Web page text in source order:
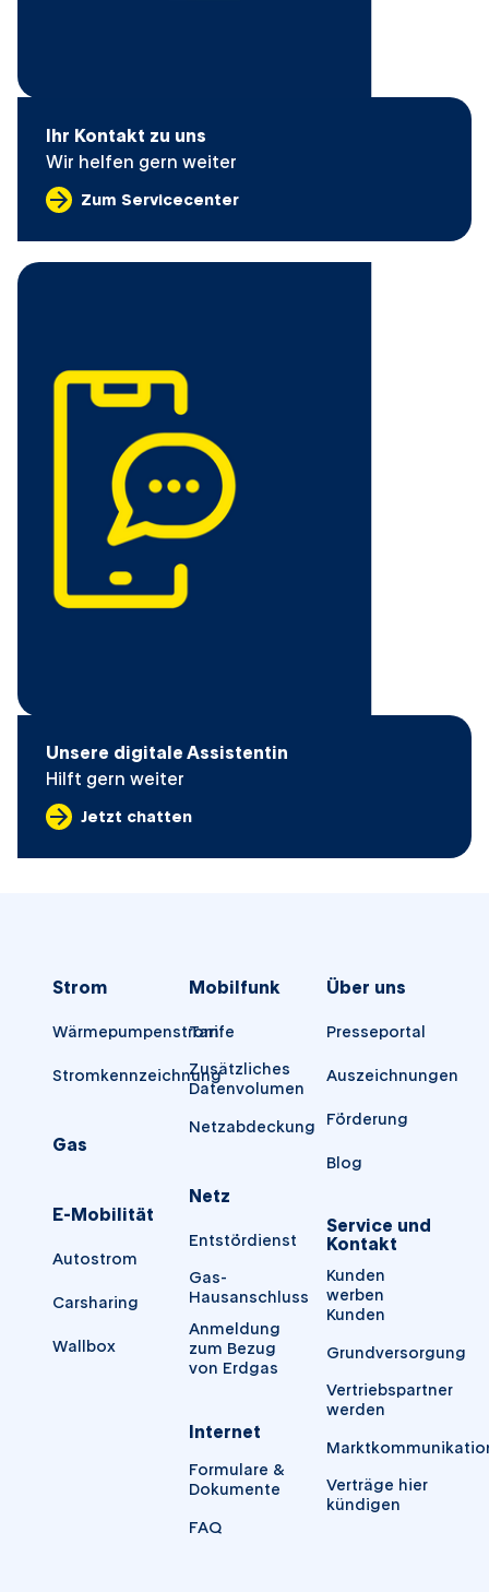
Ihr Kontakt zu uns
Wir helfen gern weiter
Zum Servicecenter
Unsere digitale Assistentin
Hilft gern weiter
Jetzt chatten
Strom
Wärmepumpenstrom
Stromkennzeichnung
Gas
E-Mobilität
Autostrom
Carsharing
Wallbox
Mobilfunk
Tarife
Zusätzliches
Datenvolumen
Netzabdeckung
Netz
Entstördienst
Gas-
Hausanschluss
Anmeldung
zum Bezug
von Erdgas
Internet
Formulare &
Dokumente
FAQ
Über uns
Presseportal
Auszeichnungen
Förderung
Blog
Service und
Kontakt
Kunden
werben
Kunden
Grundversorgung
Vertriebspartner
werden
Verträge hier
kündigen